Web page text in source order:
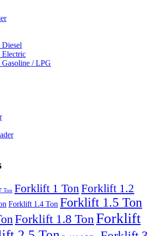
/ LPG
Ton Forklift 1 Ton Forklift 1.2
Forklift 1.4 Ton Forklift 1.5 Ton
Forklift 1.8 Ton Forklift